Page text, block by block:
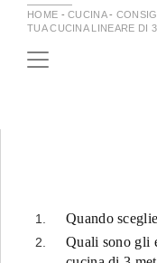
HOME -CUCINA-
TUA CUCINA LINEARE DI
Quando
Quali sono gli